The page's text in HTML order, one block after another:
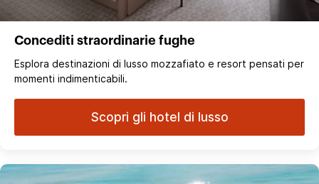
Concediti straordinarie fughe
Esplora destinazioni di lusso mozzafiato e resort pensati per
momenti indimenticabili.
Scopri gli hotel di lusso